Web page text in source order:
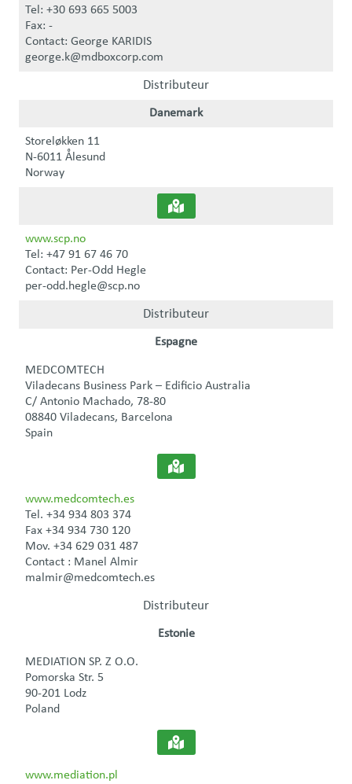
Tel: +30 693 665 5003
Fax: -
Contact: George KARIDIS
george.k@mdboxcorp.com
Distributeur
Danemark
Storeløkken 11
N-6011 Ålesund
Norway
www.scp.no
Tel: +47 91 67 46 70
Contact: Per-Odd Hegle
per-odd.hegle@scp.no
Distributeur
Espagne
MEDCOMTECH
Viladecans Business Park – Edificio Australia
C/ Antonio Machado, 78-80
08840 Viladecans, Barcelona
Spain
www.medcomtech.es
Tel. +34 934 803 374
Fax +34 934 730 120
Mov. +34 629 031 487
Contact : Manel Almir
malmir@medcomtech.es
Distributeur
Estonie
MEDIATION SP. Z O.O.
Pomorska Str. 5
90-201 Lodz
Poland
www.mediation.pl